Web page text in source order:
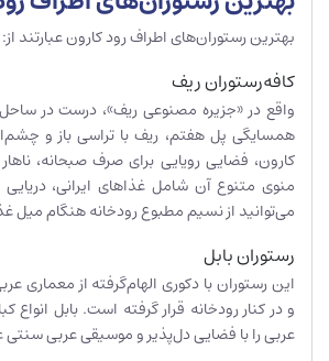
بهترین رستوران‌های اطراف رود کارون عبارتند از:
کافه‌رستوران ریف
واقع در «جزیره مصنوعی ریف»، درست در
همسایگی پل هفتم، ریف با تراسی باز و
کارون، فضایی رویایی برای صرف صبحانه،
منوی متنوع آن شامل غذاهای ایرانی،
می‌توانید از نسیم مطبوع رودخانه هنگام میل
رستوران بابل
این رستوران با دکوری الهام‌گرفته از معماری
و در کنار رودخانه قرار گرفته است. بابل انواع
عربی را با فضایی دل‌پذیر و موسیقی عربی